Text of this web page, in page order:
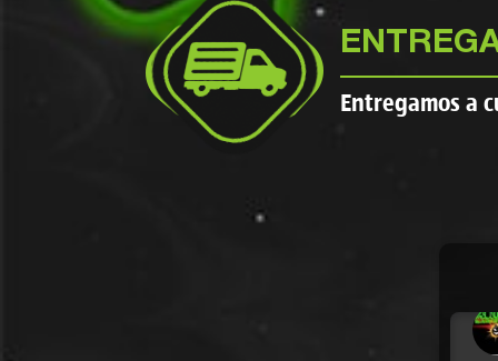
Entregamos